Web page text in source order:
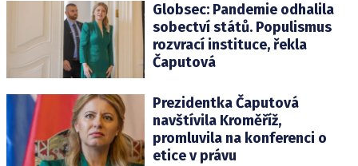
Globsec: Pandemie odhalila
sobectví států. Populismus
rozvrací instituce, řekla
Čaputová
Prezidentka Čaputová
navštívila Kroměříž,
promluvila na konferenci o
etice v právu